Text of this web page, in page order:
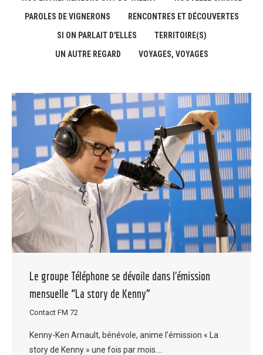
PAROLES DE VIGNERONS
RENCONTRES ET DÉCOUVERTES
SI ON PARLAIT D'ELLES
TERRITOIRE(S)
UN AUTRE REGARD
VOYAGES, VOYAGES
Le groupe Téléphone se dévoile dans l’émission
mensuelle “La story de Kenny”
Contact FM 72
Kenny-Ken Arnault, bénévole, anime l’émission « La
story de Kenny » une fois par mois.…